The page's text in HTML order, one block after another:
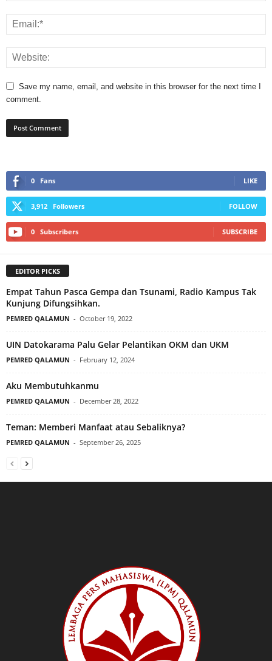
Save my name, email, and website in this browser for the next time I
comment.
0 Fans LIKE
3,912 Followers FOLLOW
0 Subscribers SUBSCRIBE
EDITOR PICKS
Empat Tahun Pasca Gempa dan Tsunami, Radio Kampus Tak
Kunjung Difungsihkan.
PEMRED QALAMUN - October 19, 2022
UIN Datokarama Palu Gelar Pelantikan OKM dan UKM
PEMRED QALAMUN - February 12, 2024
Aku Membutuhkanmu
PEMRED QALAMUN - December 28, 2022
Teman: Memberi Manfaat atau Sebaliknya?
PEMRED QALAMUN - September 26, 2025